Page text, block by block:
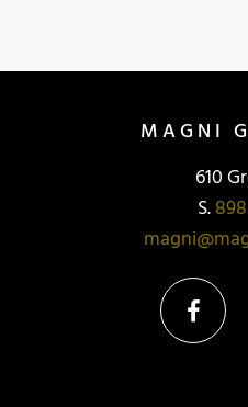
MAGNI
610
S.